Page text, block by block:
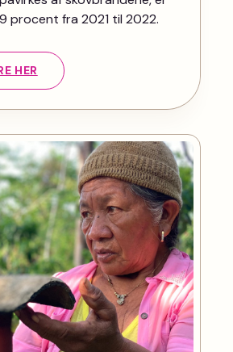
procent fra 2021 til 2022.
HER